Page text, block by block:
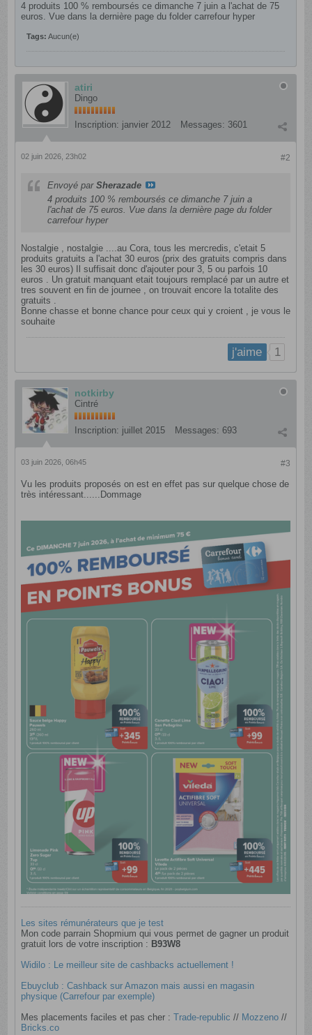
4 produits 100 % remboursés ce dimanche 7 juin a l'achat de 75
euros. Vue dans la dernière page du folder carrefour hyper
Tags: Aucun(e)
atiri
Dingo
Inscription: janvier 2012 Messages: 3601
#2
02 juin 2026, 23h02
Envoyé parSherazade
4 produits 100 % remboursés ce dimanche 7 juin a
l'achat de 75 euros. Vue dans la dernière page du folder
carrefour hyper
Nostalgie , nostalgie ....au Cora, tous les mercredis, c'etait 5
produits gratuits a l'achat 30 euros (prix des gratuits compris dans
les 30 euros) Il suffisait donc d'ajouter pour 3, 5 ou parfois 10
euros . Un gratuit manquant etait toujours remplacé par un autre et
tres souvent en fin de journee , on trouvait encore la totalite des
gratuits .
Bonne chasse et bonne chance pour ceux qui y croient , je vous le
souhaite
j'aime 1
notkirby
Cintré
Inscription: juillet 2015 Messages: 693
#3
03 juin 2026, 06h45
Vu les produits proposés on est en effet pas sur quelque chose de
très intéressant......Dommage
Les sites rémunérateurs que je test
Mon code parrain Shopmium qui vous permet de gagner un produit
gratuit lors de votre inscription : B93W8
Widilo : Le meilleur site de cashbacks actuellement !
Ebuyclub : Cashback sur Amazon mais aussi en magasin
physique (Carrefour par exemple)
Mes placements faciles et pas cher :Trade-republic ​ // Mozzeno //
Bricks.co